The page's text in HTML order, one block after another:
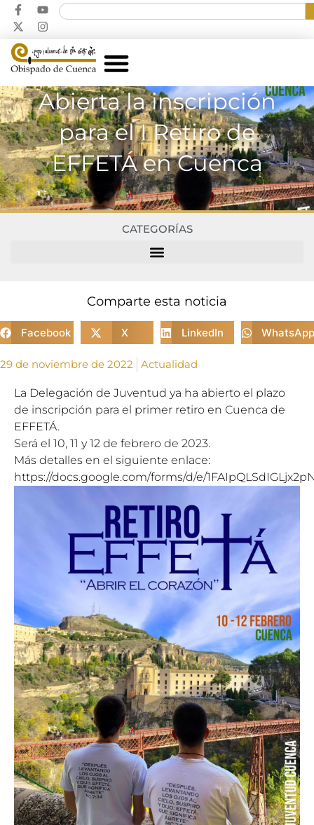
Abierta la inscripción
para el I Retiro de
EFFETÁ en Cuenca
CATEGORÍAS
Comparte esta noticia
Facebook X LinkedIn WhatsApp
29 de noviembre de 2022 Actualidad
La Delegación de Juventud ya ha abierto el plazo
de inscripción para el primer retiro en Cuenca de
EFFETÁ.
Será el 10, 11 y 12 de febrero de 2023.
Más detalles en el siguiente enlace:
https://docs.google.com/forms/d/e/